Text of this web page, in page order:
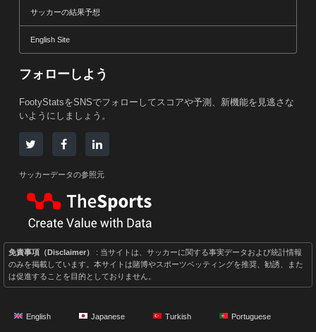
サッカーの結果予想
English Site
フォローしよう
FootyStatsをSNSでフォローしてスコアや予測、新機能を見逃さな
いようにしましょう。
サッカーデータの参照元
免責事項（Disclaimer）
: 当サイトは、サッカーに関する事実データおよび統計情報
のみを掲載しています。本サイトは賭博やスポーツベッティングを推奨、勧誘、また
は促進することを目的としておりません。
English Japanese Turkish Portuguese